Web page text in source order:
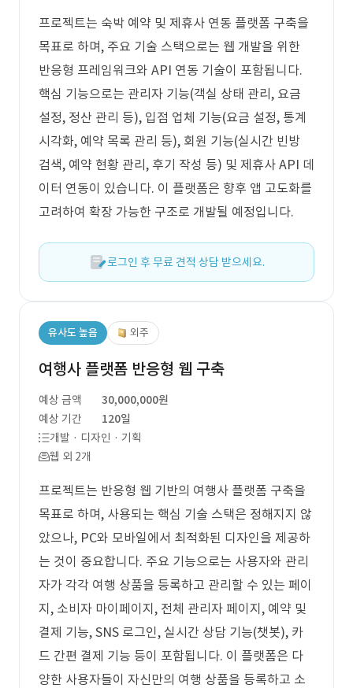
프로젝트는 숙박 예약 및 제휴사 연동 플랫폼 구축을
목표로 하며, 주요 기술 스택으로는 웹 개발을 위한
반응형 프레임워크와 API 연동 기술이 포함됩니다.
핵심 기능으로는 관리자 기능(객실 상태 관리, 요금
설정, 정산 관리 등), 입점 업체 기능(요금 설정, 통계
시각화, 예약 목록 관리 등), 회원 기능(실시간 빈방
검색, 예약 현황 관리, 후기 작성 등) 및 제휴사 API 데
이터 연동이 있습니다. 이 플랫폼은 향후 앱 고도화를
고려하여 확장 가능한 구조로 개발될 예정입니다.
로그인 후 무료 견적 상담 받으세요.
유사도 높음 외주
여행사 플랫폼 반응형 웹 구축
예상 금액
30,000,000원
예상 기간
120일
개발 · 디자인 · 기획
웹 외 2개
프로젝트는 반응형 웹 기반의 여행사 플랫폼 구축을
목표로 하며, 사용되는 핵심 기술 스택은 정해지지 않
았으나, PC와 모바일에서 최적화된 디자인을 제공하
는 것이 중요합니다. 주요 기능으로는 사용자와 관리
자가 각각 여행 상품을 등록하고 관리할 수 있는 페이
지, 소비자 마이페이지, 전체 관리자 페이지, 예약 및
결제 기능, SNS 로그인, 실시간 상담 기능(챗봇), 카
드 간편 결제 기능 등이 포함됩니다. 이 플랫폼은 다
양한 사용자들이 자신만의 여행 상품을 등록하고 소